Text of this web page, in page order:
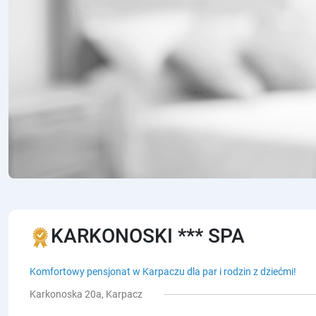
KARKONOSKI *** SPA
Komfortowy pensjonat w Karpaczu dla par i rodzin z dziećmi!
Karkonoska 20a, Karpacz